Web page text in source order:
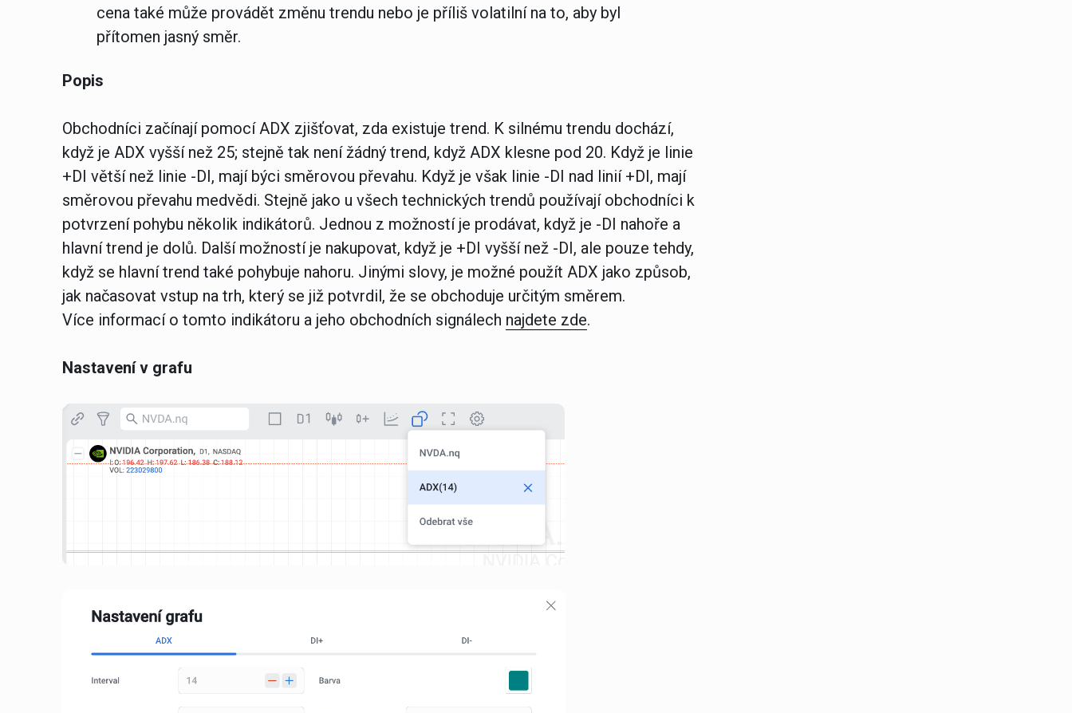
cena také může provádět změnu trendu nebo je příliš volatilní na to, aby byl
přítomen jasný směr.
Popis
Obchodníci začínají pomocí ADX zjišťovat, zda existuje trend. K silnému trendu dochází,
když je ADX vyšší než 25; stejně tak není žádný trend, když ADX klesne pod 20. Když je linie
+DI větší než linie -DI, mají býci směrovou převahu. Když je však linie -DI nad linií +DI, mají
směrovou převahu medvědi. Stejně jako u všech technických trendů používají obchodníci k
potvrzení pohybu několik indikátorů. Jednou z možností je prodávat, když je -DI nahoře a
hlavní trend je dolů. Další možností je nakupovat, když je +DI vyšší než -DI, ale pouze tehdy,
když se hlavní trend také pohybuje nahoru. Jinými slovy, je možné použít ADX jako způsob,
jak načasovat vstup na trh, který se již potvrdil, že se obchoduje určitým směrem.
Více informací o tomto indikátoru a jeho obchodních signálech najdete zde.
Nastavení v grafu